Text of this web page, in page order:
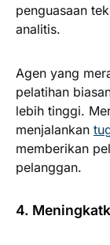
penguasaan
analitis.
Agen yang
pelatihan
lebih tinggi.
menjalankan
memberikan
pelanggan.
4.